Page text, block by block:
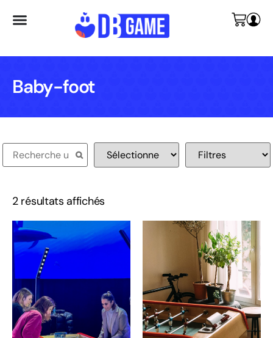
Baby-foot
2 résultats affichés